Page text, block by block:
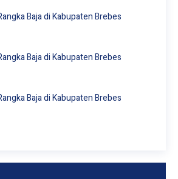
Baja di Kabupaten Brebes
Baja di Kabupaten Brebes
Baja di Kabupaten Brebes